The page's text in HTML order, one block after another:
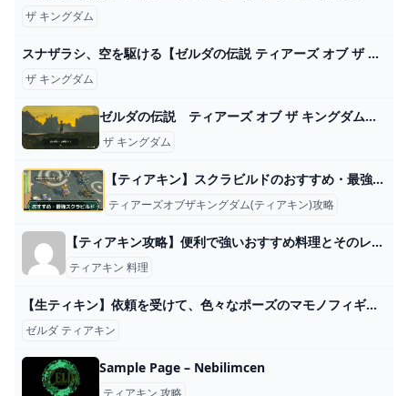
ザ キングダム
スナザラシ、空を駆ける【ゼルダの伝説 ティアーズ オブ ザ キングダム】＃４９ - YouTube
ザ キングダム
ゼルダの伝説 ティアーズ オブ ザ キングダム 実況プレイPart21 - ニコニコ動画
ザ キングダム
【ティアキン】スクラビルドのおすすめ・最強素材【ゼルダの伝説ティアーズオブザキングダム】
ティアーズオブザキングダム(ティアキン)攻略
【ティアキン攻略】便利で強いおすすめ料理とそのレシピの紹介です♪【ゼルダの伝説】 » ありすたーたのヘブバン攻略ブログ
ティアキン 料理
【生ティキン】依頼を受けて、色々なポーズのマモノフィギュアを作る生放送【ドリカラ】【ゼルダの伝説ティアーズオブザキングダムTotkゼル伝ティアキンバグ検証 】 - YouTube
ゼルダ ティアキン
Sample Page – Nebilimcen
ティアキン 攻略